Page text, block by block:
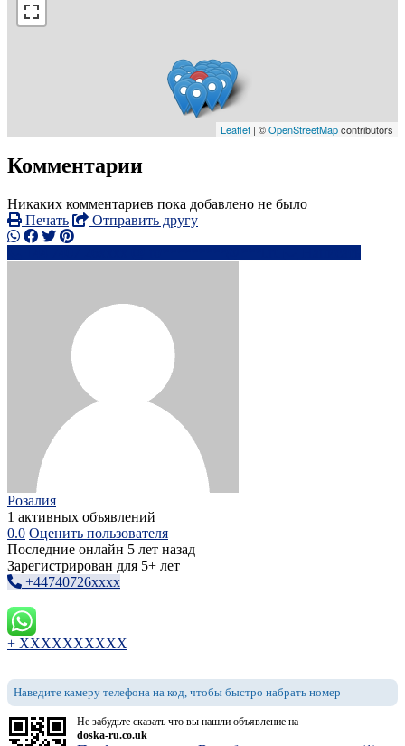
Leaflet | ©OpenStreetMapcontributors
Комментарии
Никаких комментариев пока добавлено не было
Печать
Отправить другу
Розалия
1 активных объявлений
0.0 Оценить пользователя
Последние онлайн 5 лет назад
Зарегистрирован для 5+ лет
+44740726xxxx
+ XXXXXXXXXX
Наведите камеру телефона на код, чтобы быстро набрать номер
Не забудьте сказать что вы нашли объявление на
doska-ru.co.uk